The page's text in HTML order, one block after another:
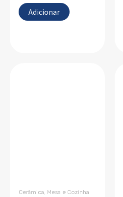
Adicionar
Cerâmica, Mesa e Cozinha